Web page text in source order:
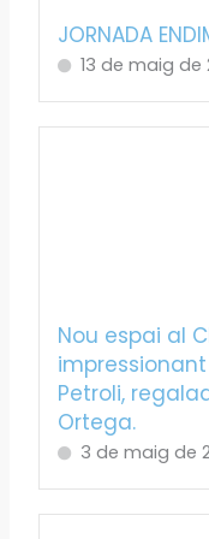
JORNADA
13 de maig de
Nou espai al
Petroli,
Ortega.
3 de maig de